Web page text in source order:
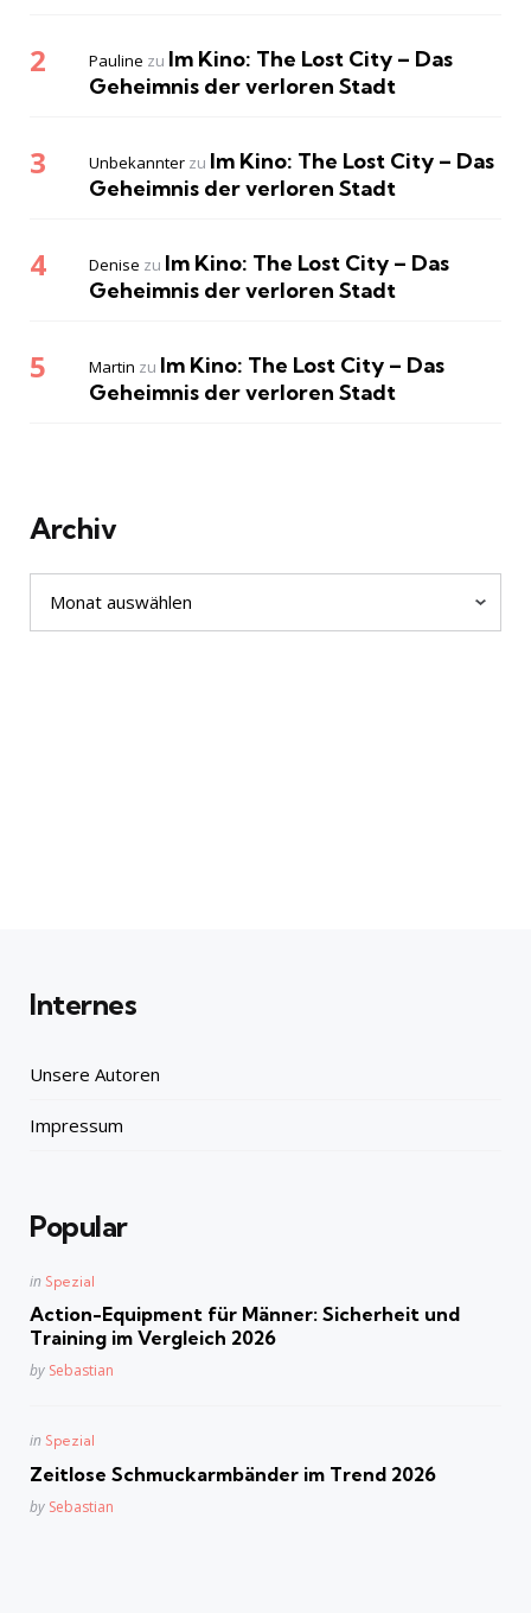
Pauline zu Im Kino: The Lost City – Das
Geheimnis der verloren Stadt
Unbekannter zu Im Kino: The Lost City – Das
Geheimnis der verloren Stadt
Denise zu Im Kino: The Lost City – Das
Geheimnis der verloren Stadt
Martin zu Im Kino: The Lost City – Das
Geheimnis der verloren Stadt
Archiv
Internes
Unsere Autoren
Impressum
Popular
Posted
in Spezial
Action-Equipment für Männer: Sicherheit und
Training im Vergleich 2026
Posted
by Sebastian
Posted
in Spezial
Zeitlose Schmuckarmbänder im Trend 2026
Posted
by Sebastian